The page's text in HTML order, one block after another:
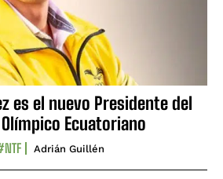
es el nuevo Presidente del
Ecuatoriano
Adrián Guillén